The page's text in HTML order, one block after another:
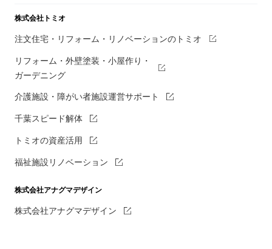
株式会社トミオ
注文住宅・リフォーム・リノベーションのトミオ
リフォーム・外壁塗装・小屋作り・
ガーデニング
介護施設・障がい者施設運営サポート
千葉スピード解体
トミオの資産活用
福祉施設リノベーション
株式会社アナグマデザイン
株式会社アナグマデザイン